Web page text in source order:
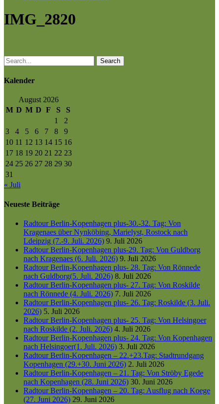
IMG_2820
Search
Kalender
August 2026
M D M D F S
S
1
2
3
4 5 6 7 8
9
10 11 12 13 14 15 16
17 18 19 20 21 22 23
24 25 26 27 28 29 30
31
« Juli
Neueste Beiträge
Radtour Berlin-Kopenhagen plus-30.-32. Tag: Von
Kragenaes über Nynköbing, Marielyst, Rostock nach
Ldeipzig (7.-9. Juli. 2026) 9. Juli 2026
Radtour Berlin-Kopenhagen plus-29. Tag: Von Guldborg
nach Kragenaes (6. Juli. 2026) 9. Juli 2026
Radtour Berlin-Kopenhagen plus- 28. Tag: Von Rönnede
nach Guldborg(5. Juli. 2026) 8. Juli 2026
Radtour Berlin-Kopenhagen plus- 27. Tag: Von Roskilde
nach Rönnede (4. Juli. 2026) 7. Juli 2026
Radtour Berlin-Kopenhagen plus- 26. Tag: Roskilde (3. Juli.
2026) 5. Juli 2026
Radtour Berlin-Kopenhagen plus- 25. Tag: Von Helsingoer
nach Roskilde (2. Juli. 2026) 4. Juli 2026
Radtour Berlin-Kopenhagen plus- 24. Tag: Von Kopenhagen
nach Helsingoer(1. Juli. 2026) 3. Juli 2026
Radtour Berlin-Kopenhagen – 22.+23.Tag: Stadtrundgang
Kopenhagen (29.+30. Juni 2026) 2. Juli 2026
Radtour Berlin-Kopenhagen – 21. Tag: Von Ströby Egede
nach Kopenhagen (28. Juni 2026) 30. Juni 2026
Radtour Berlin-Kopenhagen – 20. Tag: Ausflug nach Koege
(27. Juni 2026) 29. Juni 2026